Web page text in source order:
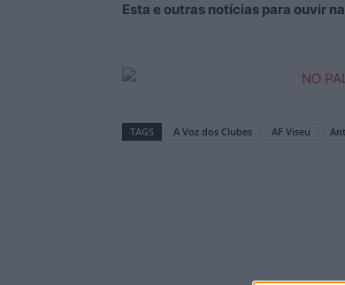
Esta e outras notícias para ouvir
TAGS A Voz dos Clubes AF Viseu